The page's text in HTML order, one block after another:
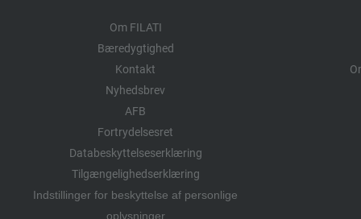
Om FILATI
Bæredygtighed
Kontakt
Nyhedsbrev
AFB
Fortrydelsesret
Databeskyttelseserklæring
Tilgængelighedserklæring
Indstillinger for beskyttelse af personlige
oplysninger